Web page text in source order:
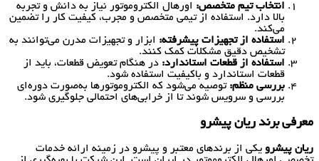
انتخاب تیم متخصص: اورهال الکتروموتور نیاز به دانش و تجربه
بالا دارد. استفاده از تیمی متخصص و مجرب، کیفیت کار را تضمین
می‌کند.
استفاده از تجهیزات پیشرفته: ابزار و تجهیزات مدرن می‌توانند به
تشخیص دقیق مشکلات کمک کنند.
استفاده از قطعات استاندارد: در هنگام تعویض قطعات، باید از
قطعات استاندارد و باکیفیت استفاده شود.
بررسی منظم: توصیه می‌شود که الکتروموتورها به‌صورت دوره‌ای
بررسی و سرویس شوند تا از خرابی‌های احتمالی جلوگیری شود.
معرفی برند ریان پیشرو
ریان پیشرو یکی از برندهای معتبر و پیشرو در زمینه ارائه خدمات